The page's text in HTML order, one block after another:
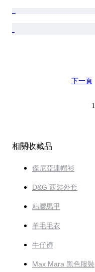
下一頁
1
相關收藏品
傑尼亞連帽衫
D&G 西裝外套
粘膠馬甲
羊毛毛衣
牛仔褲
Max Mara 黑色服裝